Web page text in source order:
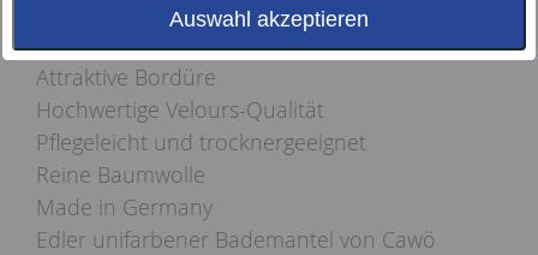
Auswahl akzeptieren
Attraktive Bordüre
Hochwertige Velours-Qualität
Pflegeleicht und trocknergeeignet
Reine Baumwolle
Made in Germany
Edler unifarbener Bademantel von Cawö